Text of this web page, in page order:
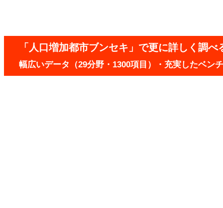
「人口増加都市ブンセキ」で更に詳しく調べ
幅広いデータ（29分野・1300項目）・充実したベン